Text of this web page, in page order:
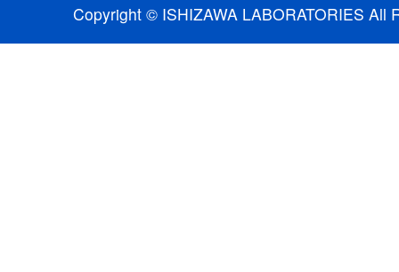
Copyright © ISHIZAWA LABORATORIES All